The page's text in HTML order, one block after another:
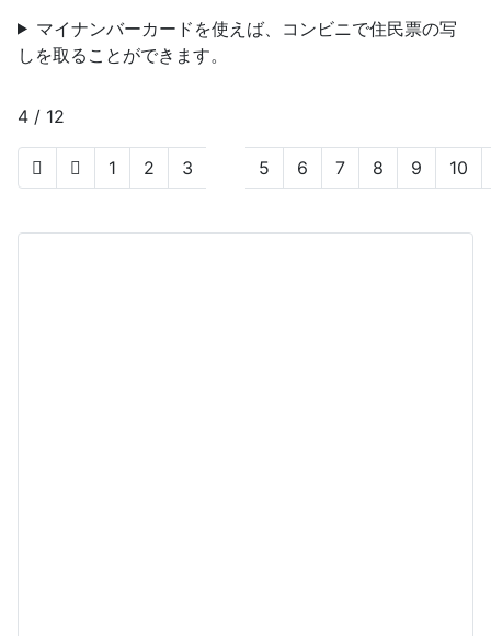
マイナンバーカードを使えば、コンビニで住民票の写
しを取ることができます。
4 / 12
1 2 3 5 6 7 8 9 10